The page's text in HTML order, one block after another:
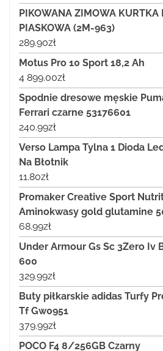
PIKOWANA ZIMOWA KURTKA
PIASKOWA (2M-963)
289.90zł
Motus Pro 10 Sport 18,2 Ah
4 899.00zł
Spodnie dresowe męskie
Ferrari czarne 53176601
240.99zł
Verso Lampa Tylna 1 Dioda
Na Błotnik
11.80zł
Promaker Creative Sport
Aminokwasy gold glutamine
68.99zł
Under Armour Gs Sc 3Zero Iv
600
329.99zł
Buty piłkarskie adidas Turfy
Tf Gw0951
379.99zł
POCO F4 8/256GB Czarny